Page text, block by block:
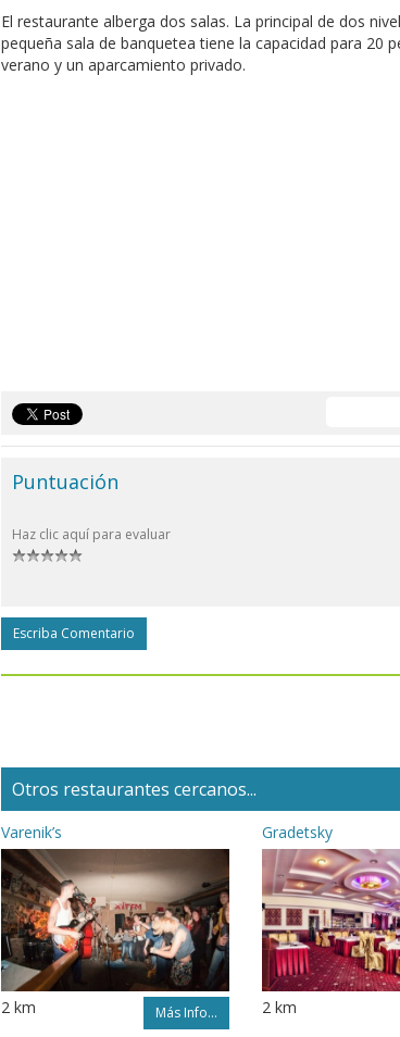
El restaurante alberga dos salas. La principal de dos
pequeña sala de banquetea tiene la capacidad para 20
verano y un aparcamiento privado.
Puntuación
Haz clic aquí para evaluar
Escriba Comentario
Otros restaurantes cercanos...
Varenik’s
2 km Más Info...
Gradetsky
2 km